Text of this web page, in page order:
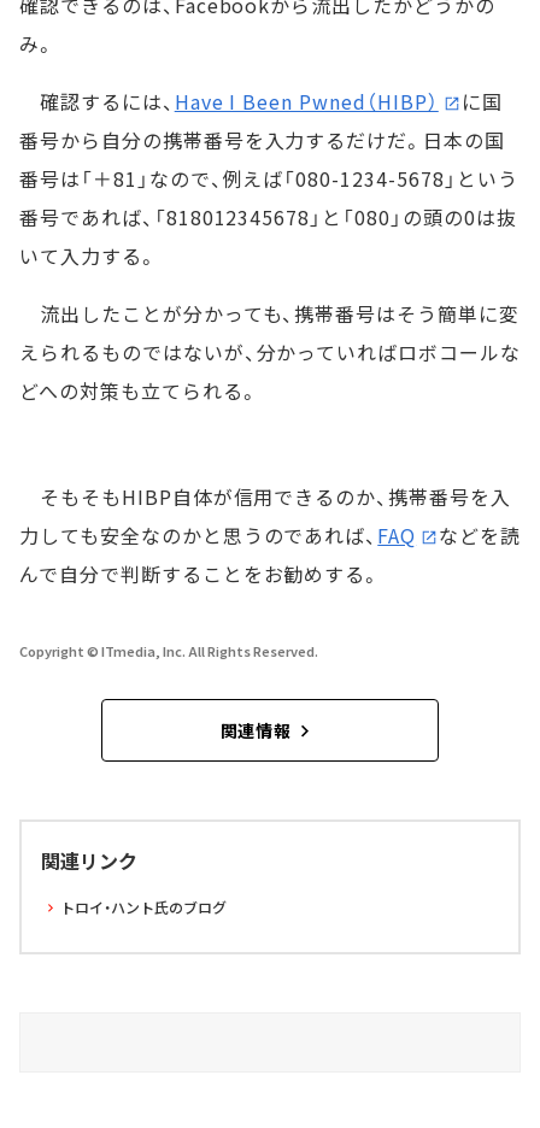
み。
確認するには、 Have I Been Pwned（HIBP）
に国
番号から自分の携帯番号を入力するだけだ。日本の国
番号は「＋81」なので、例えば「080-1234-5678」という
番号であれば、「818012345678」と「080」の頭の0は抜
いて入力する。
流出したことが分かっても、携帯番号はそう簡単に変
えられるものではないが、分かっていればロボコールな
どへの対策も立てられる。
そもそもHIBP自体が信用できるのか、携帯番号を入
力しても安全なのかと思うのであれば、 FAQ
などを読
んで自分で判断することをお勧めする。
Copyright © ITmedia, Inc. All Rights Reserved.
関連情報
関連リンク
トロイ・ハント氏のブログ